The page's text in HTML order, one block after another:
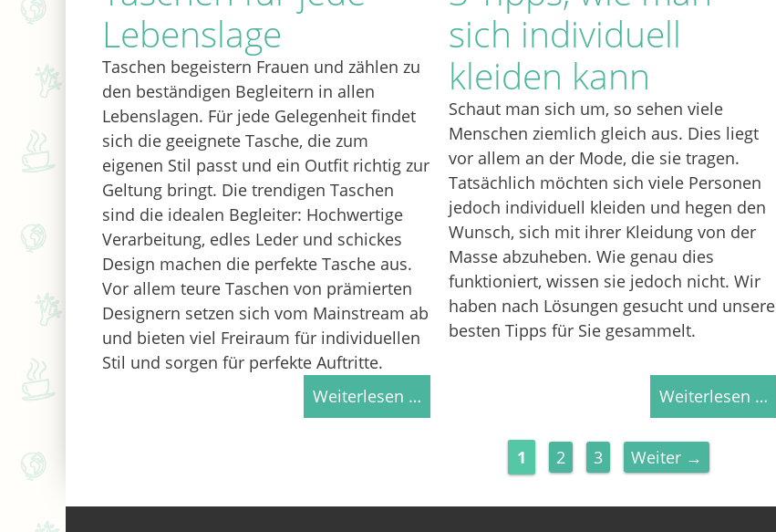
Lebenslage
Taschen begeistern Frauen und zählen zu
den beständigen Begleitern in allen
Lebenslagen. Für jede Gelegenheit findet
sich die geeignete Tasche, die zum
eigenen Stil passt und ein Outfit richtig zur
Geltung bringt. Die trendigen Taschen
sind die idealen Begleiter: Hochwertige
Verarbeitung, edles Leder und schickes
Design machen die perfekte Tasche aus.
Vor allem teure Taschen von prämierten
Designern setzen sich vom Mainstream ab
und bieten viel Freiraum für individuellen
Stil und sorgen für perfekte Auftritte.
Weiterlesen …
sich individuell
kleiden kann
Schaut man sich um, so sehen viele
Menschen ziemlich gleich aus. Dies liegt
vor allem an der Mode, die sie tragen.
Tatsächlich möchten sich viele Personen
jedoch individuell kleiden und hegen den
Wunsch, sich mit ihrer Kleidung von der
Masse abzuheben. Wie genau dies
funktioniert, wissen sie jedoch nicht. Wir
haben nach Lösungen gesucht und unsere
besten Tipps für Sie gesammelt.
Weiterlesen …
Seite
1 Seite
2 Seite
3 Weiter →